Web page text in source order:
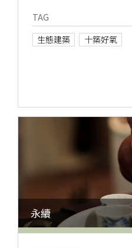
TAG
生態建築
十築好氧
永續